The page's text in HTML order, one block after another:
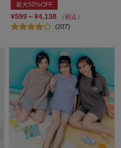
最大50%OFF
¥599～¥4,138
（税込）
(207)